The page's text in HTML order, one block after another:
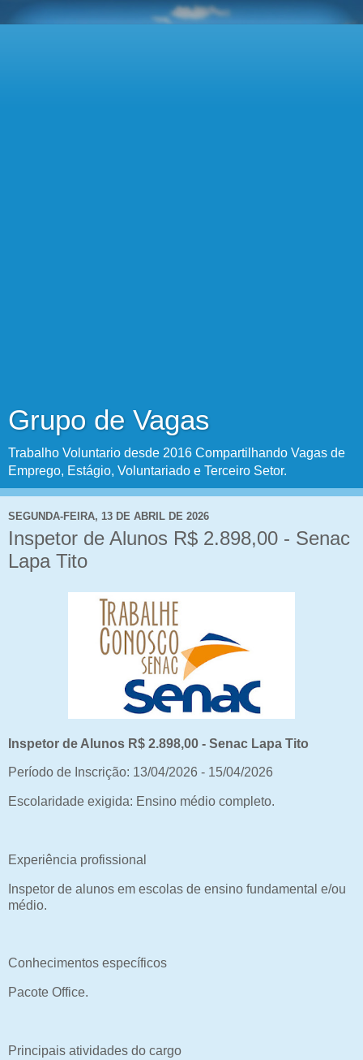
Grupo de Vagas
Trabalho Voluntario desde 2016 Compartilhando Vagas de
Emprego, Estágio, Voluntariado e Terceiro Setor.
SEGUNDA-FEIRA, 13 DE ABRIL DE 2026
Inspetor de Alunos R$ 2.898,00 - Senac
Lapa Tito
Inspetor de Alunos R$ 2.898,00 - Senac Lapa Tito
Período de Inscrição: 13/04/2026 - 15/04/2026
Escolaridade exigida: Ensino médio completo.
Experiência profissional
Inspetor de alunos em escolas de ensino fundamental e/ou
médio.
Conhecimentos específicos
Pacote Office.
Principais atividades do cargo